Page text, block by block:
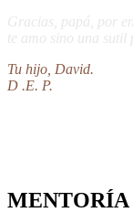
Gracias, papá, por
te amo sino una sutil
Tu hijo, David.
D .E. P.
MENTORÍA